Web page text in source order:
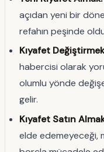
açıdan yeni bir
refahın peşinde
Kıyafet
habercisi olarak
olumlu yönde
gelir.
Kıyafet Satın
elde edemeyeceği,